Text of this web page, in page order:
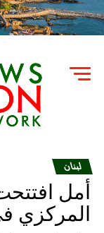
لبنان
أمل
المركزي